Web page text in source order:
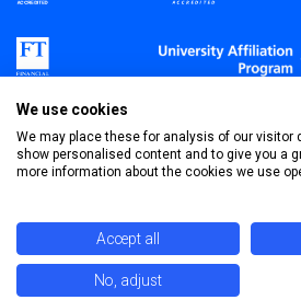
Política de Privacidade
©2026 Universidade Católica
We use cookies
We may place these for analysis of our visitor
show personalised content and to give you a
more information about the cookies we use
Accept all
No, adjust